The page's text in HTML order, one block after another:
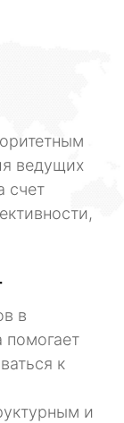
ведущих
счет
в
помогает
к
и